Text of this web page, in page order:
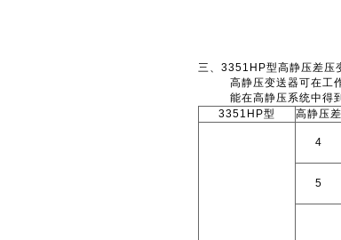
三、3351HP型高静压差压
高静压变送器可在工作
能在高静压系统中得到
3351HP型 高静压
4
5